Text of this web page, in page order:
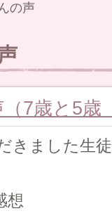
の声
（7歳と5
きました生
想